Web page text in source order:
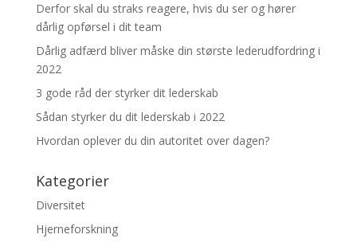
Derfor skal du straks reagere, hvis du ser og hører
dårlig opførsel i dit team
Dårlig adfærd bliver måske din største lederudfordring i
2022
3 gode råd der styrker dit lederskab
Sådan styrker du dit lederskab i 2022
Hvordan oplever du din autoritet over dagen?
Kategorier
Diversitet
Hjerneforskning